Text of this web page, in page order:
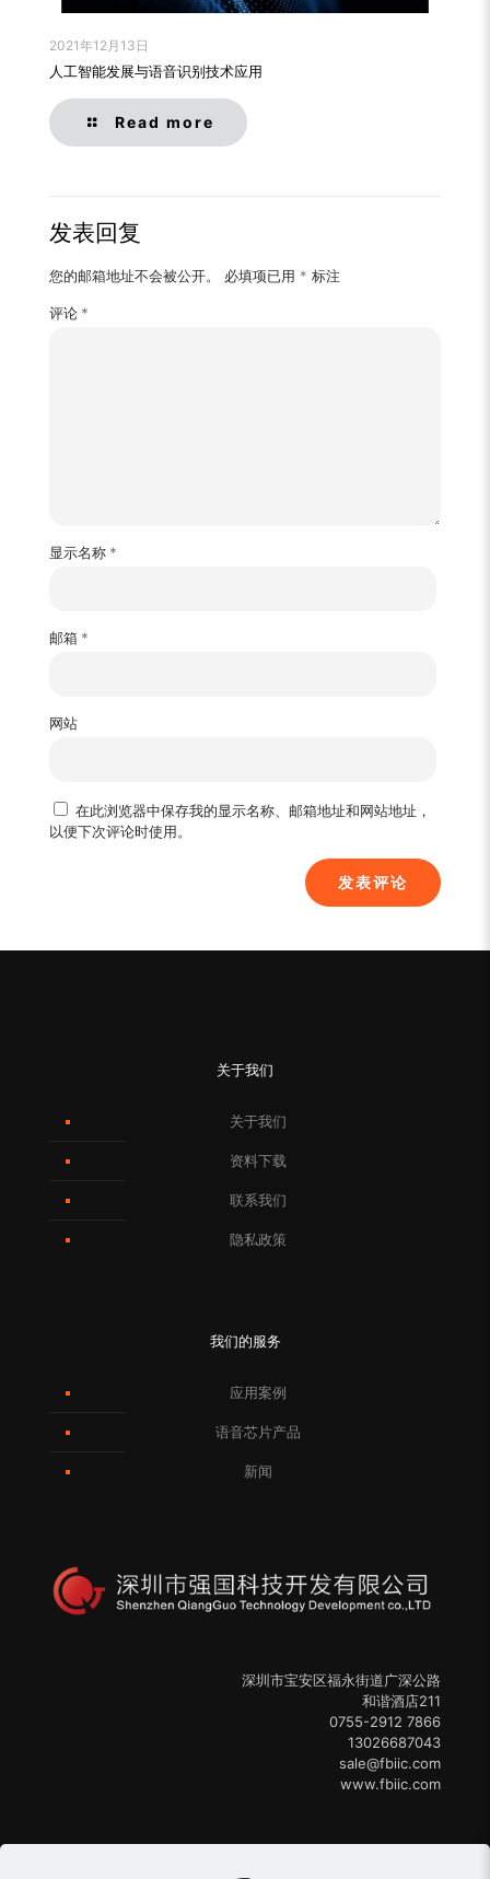
2021年12月13日
人工智能发展与语音识别技术应用
Read more
发表回复
您的邮箱地址不会被公开。 必填项已用 * 标注
评论 *
显示名称 *
邮箱 *
网站
在此浏览器中保存我的显示名称、邮箱地址和网站地址，
以便下次评论时使用。
关于我们
关于我们
资料下载
联系我们
隐私政策
我们的服务
应用案例
语音芯片产品
新闻
深圳市宝安区福永街道广深公路
和谐酒店211
0755-2912 7866
13026687043
sale@fbiic.com
www.fbiic.com